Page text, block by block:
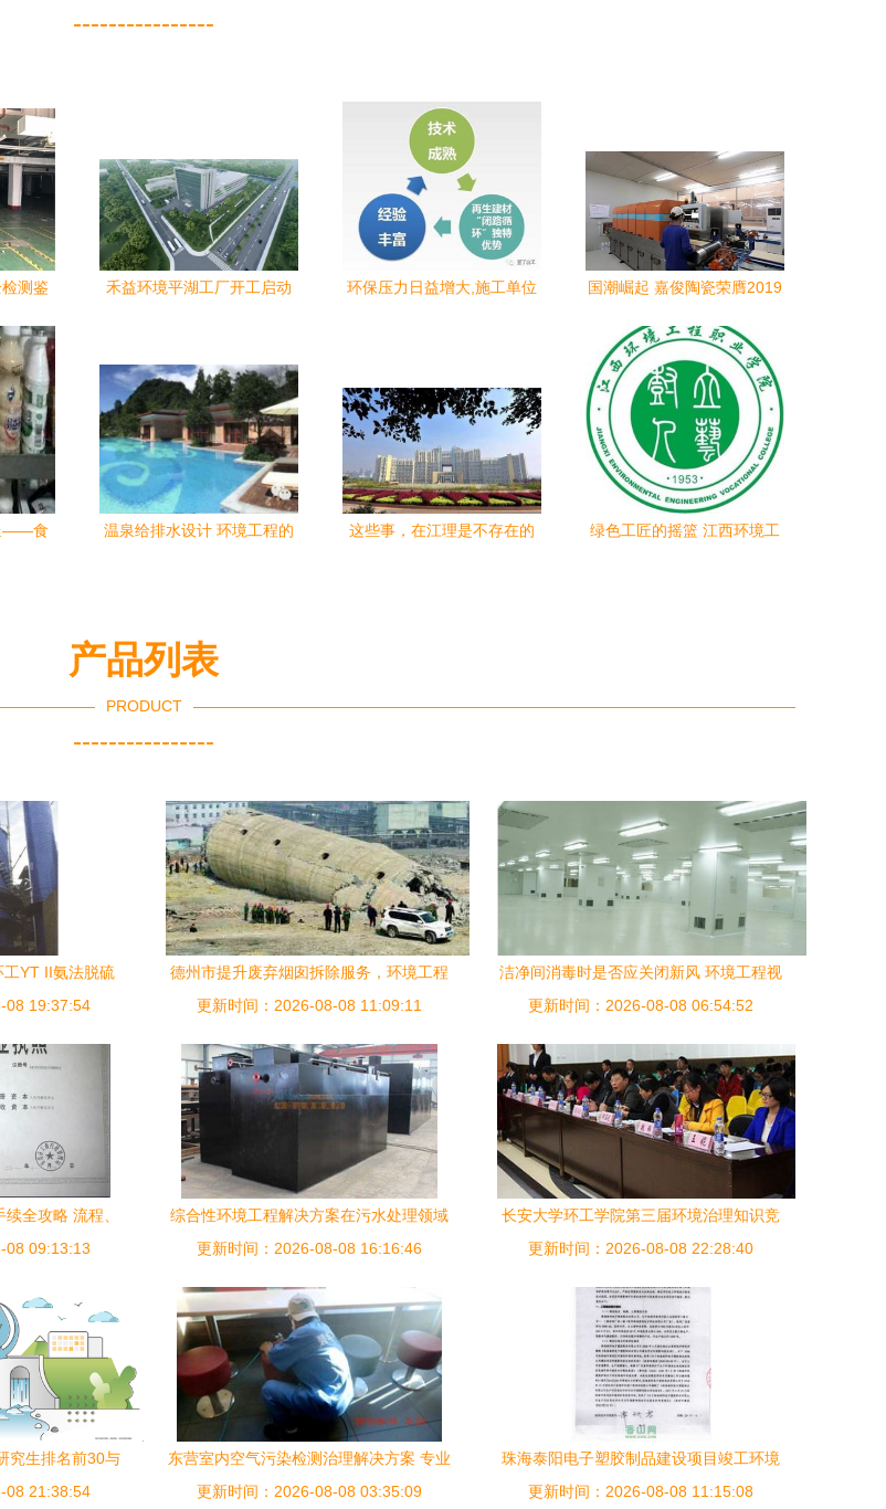
----------------
测鉴
路径
禾益环境平湖工厂开工启动
环保压力日益增大,施工单位
国潮崛起 嘉俊陶瓷荣膺2019
品牌及十大工程优选品牌，
践行绿色责任与风范
——食
温泉给排水设计 环境工程的
这些事，在江理是不存在的
绿色工匠的摇篮 江西环境工
产品列表
PRODUCT
----------------
工YT II氨法脱硫
景
08 19:37:54
德州市提升废弃烟囱拆除服务，环境工程
获好评
更新时间：2026-08-08 11:09:11
洁净间消毒时是否应关闭新风 环境工程视
角解析
更新时间：2026-08-08 06:54:52
全攻略 流程、
程专业服务
08 09:13:13
综合性环境工程解决方案在污水处理领域
的应用——以徐州成套设备为例
更新时间：2026-08-08 16:16:46
长安大学环工学院第三届环境治理知识竞
赛圆满落幕
更新时间：2026-08-08 22:28:40
究生排名前30与
析
08 21:38:54
东营室内空气污染检测治理解决方案 专业
应对装修异味与甲醛危害
更新时间：2026-08-08 03:35:09
珠海泰阳电子塑胶制品建设项目竣工环境
保护验收公示
更新时间：2026-08-08 11:15:08